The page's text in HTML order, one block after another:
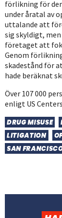
förlikning för
under åratal av
uttalande att
sig skyldigt,
företaget att
Genom
skadestånd för
hade beräknat
Över 107 000
enligt US
DRUG MISUSE
LITIGATION
SAN